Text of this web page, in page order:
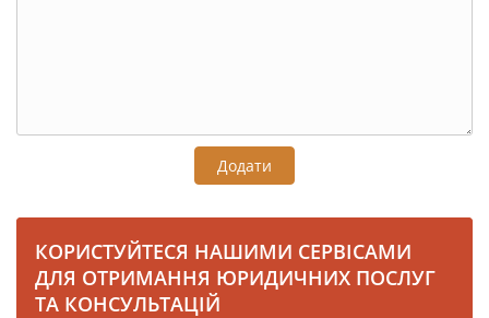
Додати
КОРИСТУЙТЕСЯ НАШИМИ СЕРВІСАМИ
ДЛЯ ОТРИМАННЯ ЮРИДИЧНИХ ПОСЛУГ
ТА КОНСУЛЬТАЦІЙ